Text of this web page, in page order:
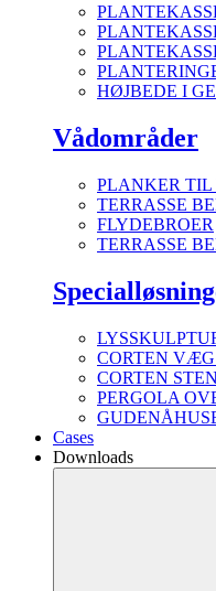
HØJBEDE I
Vådområder
PLANKER
TERRASSE
FLYDEBROER
TERRASSE
CORTEN
CORTEN
PERGOLA
Cases
Downloads